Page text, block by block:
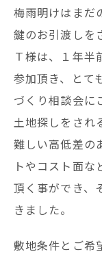
梅雨明けはまだ
鍵のお引渡しを
Ｔ様は、１年半
参加頂き、とて
づくり相談会に
土地探しをされ
難しい高低差の
トやコスト面
頂く事ができ、
きました。
敷地条件とご希